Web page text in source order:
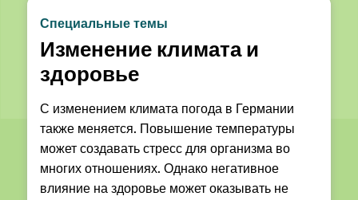
Специальные темы
Изменение климата и
здоровье
С изменением климата погода в Германии
также меняется. Повышение температуры
может создавать стресс для организма во
многих отношениях. Однако негативное
влияние на здоровье может оказывать не